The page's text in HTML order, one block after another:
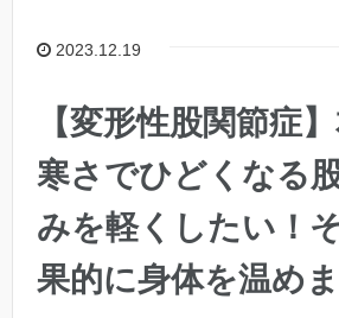
2023.12.19
【変形性股関節症
寒さでひどくなる
みを軽くしたい！
果的に身体を温め